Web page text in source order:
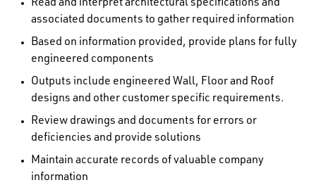
Read and interpret architectural specifications and
associated documents to gather required information
Based on information provided, provide plans for fully
engineered components
Outputs include engineered Wall, Floor and Roof
designs and other customer specific requirements.
Review drawings and documents for errors or
deficiencies and provide solutions
Maintain accurate records of valuable company
information